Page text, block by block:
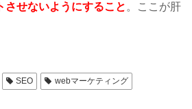
させないようにすること 。ここが肝
SEO
webマーケティング